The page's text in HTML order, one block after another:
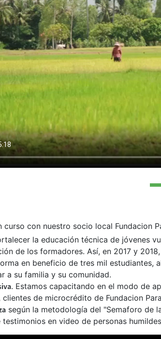
con nuestro socio local Fundacion
la educación técnica de jóvenes
de los formadores. Así, en 2017 y
en beneficio de tres mil estudiantes,
a su familia y su comunidad.
. Estamos capacitando en el modo de
de microcrédito de Fundacion
según la metodología del "Semaforo de
en video de personas